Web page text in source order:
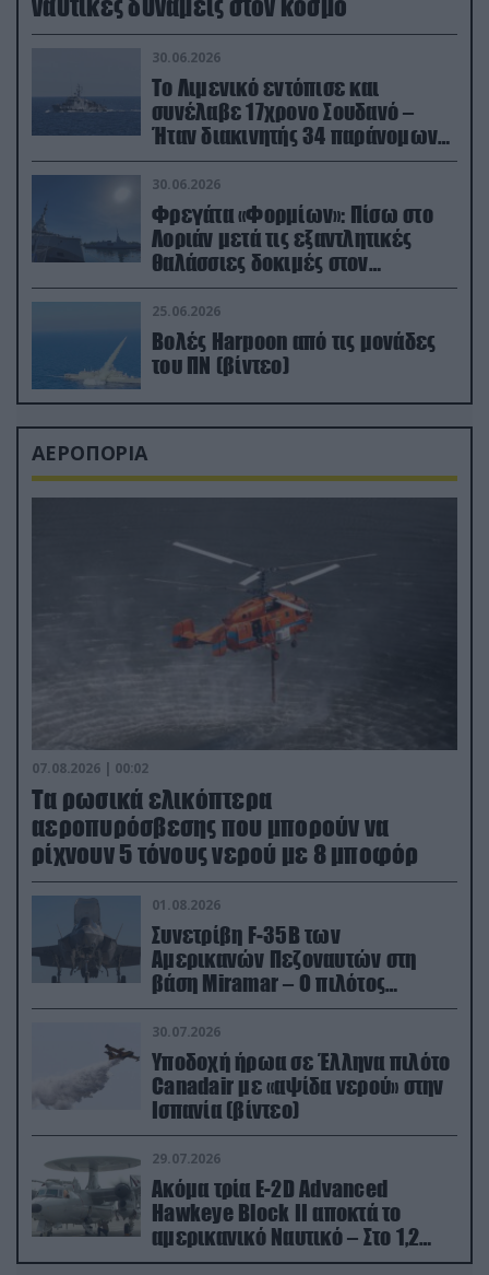
ναυτικές δυνάμεις στον κόσμο
30.06.2026
Το Λιμενικό εντόπισε και
συνέλαβε 17χρονο Σουδανό –
Ήταν διακινητής 34 παράνομων
μεταναστών
30.06.2026
Φρεγάτα «Φορμίων»: Πίσω στο
Λοριάν μετά τις εξαντλητικές
θαλάσσιες δοκιμές στον
απαιτητικό Βισκαϊκό
25.06.2026
Βολές Harpoon από τις μονάδες
του ΠΝ (βίντεο)
ΑΕΡΟΠΟΡΙΑ
07.08.2026 | 00:02
Τα ρωσικά ελικόπτερα
αεροπυρόσβεσης που μπορούν να
ρίχνουν 5 τόνους νερού με 8 μποφόρ
01.08.2026
Συνετρίβη F-35B των
Αμερικανών Πεζοναυτών στη
βάση Miramar – Ο πιλότος
εκτινάχθηκε εγκαίρως
30.07.2026
Υποδοχή ήρωα σε Έλληνα πιλότο
Canadair με «αψίδα νερού» στην
Ισπανία (βίντεο)
29.07.2026
Ακόμα τρία E-2D Advanced
Hawkeye Block II αποκτά το
αμερικανικό Ναυτικό – Στο 1,2
δισ.δολάρια το κόστος